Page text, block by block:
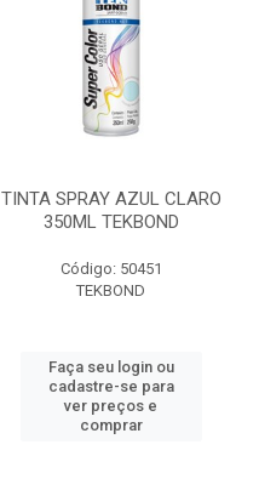
TINTA SPRAY AZUL CLARO
350ML TEKBOND
Código: 50451
TEKBOND
Faça seu login ou
cadastre-se para
ver preços e
comprar